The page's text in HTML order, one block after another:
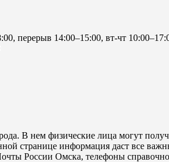
перерыв 14:00–15:00, вт-чт
В нем физические лица могут
странице информация даст все
России Омска, телефоны